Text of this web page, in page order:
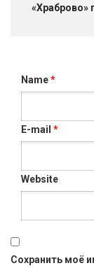
«Храброво»
Name*
E-mail *
Website
Сохранить моё